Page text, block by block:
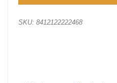
SKU: 8412122222468